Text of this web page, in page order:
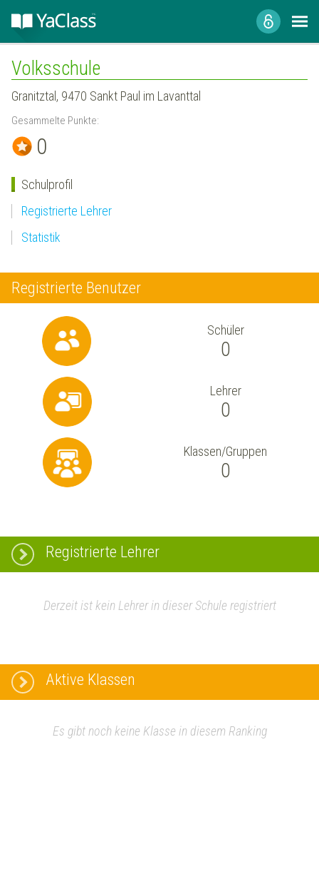
Volksschule
Granitztal, 9470 Sankt Paul im Lavanttal
Gesammelte Punkte:
0
Schulprofil
Registrierte Lehrer
Statistik
Registrierte Benutzer
Schüler
0
Lehrer
0
Klassen/Gruppen
0
Registrierte Lehrer
Derzeit ist kein Lehrer in dieser Schule registriert
Aktive Klassen
Es gibt noch keine Klasse in diesem Ranking